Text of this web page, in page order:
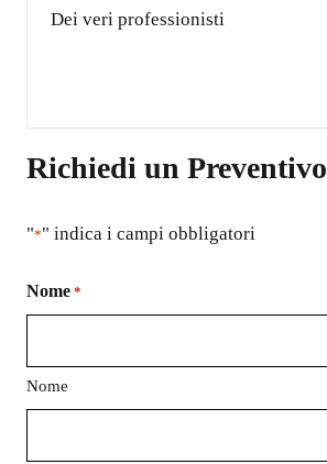
Dei veri professionisti
Richiedi un Preventivo
"*" indica i campi obbligatori
Nome *
Nome